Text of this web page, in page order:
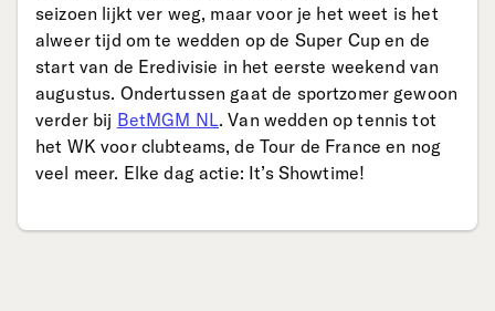
seizoen lijkt ver weg, maar voor je het weet is het
alweer tijd om te wedden op de Super Cup en de
start van de Eredivisie in het eerste weekend van
augustus. Ondertussen gaat de sportzomer gewoon
verder bij BetMGM NL. Van wedden op tennis tot
het WK voor clubteams, de Tour de France en nog
veel meer. Elke dag actie: It’s Showtime!